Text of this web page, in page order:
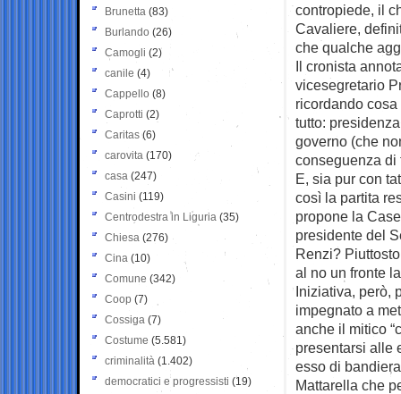
contropiede, il
Cavaliere,
che qualche
Il cronista
vicesegretario
ricordando
tutto:
governo (che
conseguenza di
E, sia pur con
così la partita
propone la
presidente del
Renzi?
al no un fronte
Iniziativa, però,
impegnato a
anche il mitico
presentarsi alle
esso di
Mattarella che
Brunetta (83)
Burlando (26)
Camogli (2)
canile (4)
Cappello (8)
Caprotti (2)
Caritas (6)
carovita (170)
casa (247)
Casini (119)
Centrodestra in Liguria (35)
Chiesa (276)
Cina (10)
Comune (342)
Coop (7)
Cossiga (7)
Costume (5.581)
criminalità (1.402)
democratici e progressisti (19)